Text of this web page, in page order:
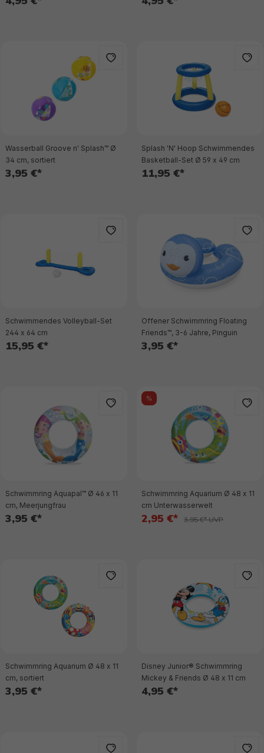
Wasserball Groove n' Splash™ Ø
34 cm, sortiert
3,95 €*
Splash 'N' Hoop Schwimmendes
Basketball-Set Ø 59 x 49 cm
11,95 €*
Schwimmendes Volleyball-Set
244 x 64 cm
15,95 €*
Offener Schwimmring Floating
Friends™, 3-6 Jahre, Pinguin
3,95 €*
Schwimmring Aquapal™ Ø 46 x 11
cm, Meerjungfrau
3,95 €*
%
Schwimmring Aquarium Ø 48 x 11
cm Unterwasserwelt
2,95 €* 3,95 €* UVP
Schwimmring Aquarium Ø 48 x 11
cm, sortiert
3,95 €*
Disney Junior® Schwimmring
Mickey & Friends Ø 48 x 11 cm
4,95 €*